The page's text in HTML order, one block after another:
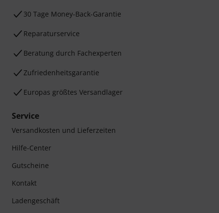
30 Tage Money-Back-Garantie
Reparaturservice
Beratung durch Fachexperten
Zufriedenheitsgarantie
Europas größtes Versandlager
Service
Versandkosten und Lieferzeiten
Hilfe-Center
Gutscheine
Kontakt
Ladengeschäft